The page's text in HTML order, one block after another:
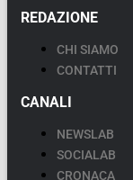
REDAZIONE
CHI SIAMO
CONTATTI
CANALI
NEWSLAB
SOCIALAB
CRONACA